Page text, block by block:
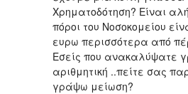
Χρηματοδότηση? Είναι
πόροι του Νοσοκομείου
ευρω περισσότερα από
Εσείς που ανακαλύψατε
αριθμητική ..πείτε σας
γράψω μείωση?